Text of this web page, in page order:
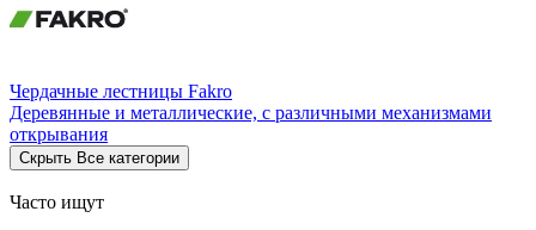
Чердачные лестницы Fakro
Деревянные и металлические, с различными механизмами
открывания
Скрыть Все категории
Часто ищут